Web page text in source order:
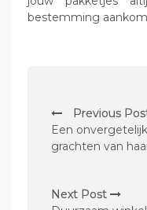
bestemming
o
s
n
Previous
Een
grachten van
Next Post